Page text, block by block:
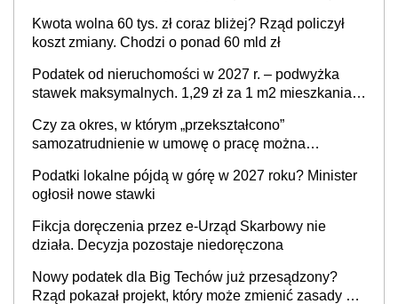
Kwota wolna 60 tys. zł coraz bliżej? Rząd policzył
koszt zmiany. Chodzi o ponad 60 mld zł
Podatek od nieruchomości w 2027 r. – podwyżka
stawek maksymalnych. 1,29 zł za 1 m2 mieszkania,
prowadzeniem działalności gospodarczej
Czy za okres, w którym „przekształcono”
samozatrudnienie w umowę o pracę można
cywilnoprawnej jedynym racjonalnym wyjściem
Podatki lokalne pójdą w górę w 2027 roku? Minister
ogłosił nowe stawki
Fikcja doręczenia przez e-Urząd Skarbowy nie
działa. Decyzja pozostaje niedoręczona
Nowy podatek dla Big Techów już przesądzony?
Rząd pokazał projekt, który może zmienić zasady gry